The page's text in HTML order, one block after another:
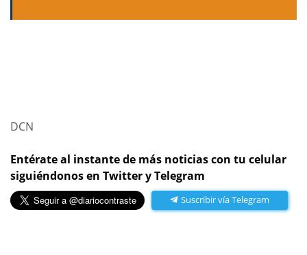
DCN
Entérate al instante de más noticias con tu celular
siguiéndonos en Twitter y Telegram
Suscribir vía Telegram